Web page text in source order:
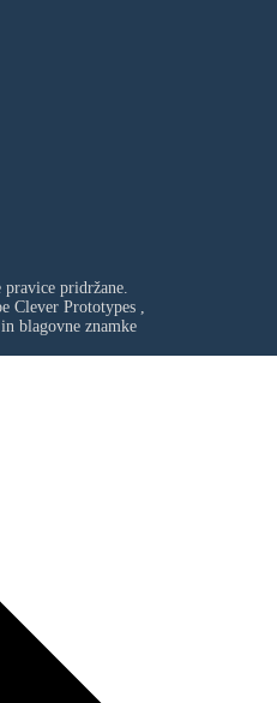
pridržane.
Clever Prototypes ,
blagovne znamke